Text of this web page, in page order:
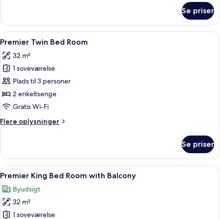
King
Bed
Room
Se priser
Indlæs
alle
billeder
af
Premier
Twin
Bed
Et moderne hotelværelse med en
10
Premier Twin Bed Room
32 m²
1 soveværelse
Plads til 3 personer
2 enkeltsenge
Gratis Wi-Fi
Flere oplysninger
Flere
Twin
Bed
Room
Se priser
Indlæs
alle
billeder
af
Premier
Et moderne hotelværelse med seng,
12
Premier King Bed Room with Balcony
Byudsigt
32 m²
1 soveværelse